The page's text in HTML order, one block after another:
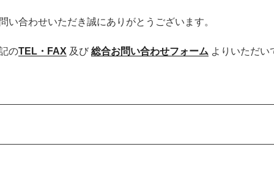
い合わせいただき誠にありがとうございます。
のTEL・FAX 及び 総合お問い合わせフォーム よりいただい